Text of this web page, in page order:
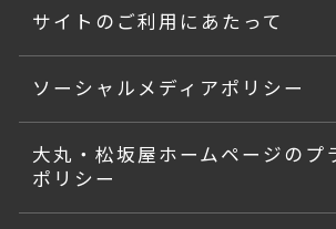
サイトのご利用にあたって
ソーシャルメディアポリシー
大丸・松坂屋ホームページのプ
ポリシー